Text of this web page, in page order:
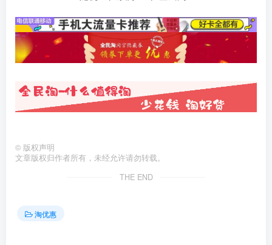
© 版权声明
文章版权归作者所有，未经允许请勿转载。
THE END
淘优惠